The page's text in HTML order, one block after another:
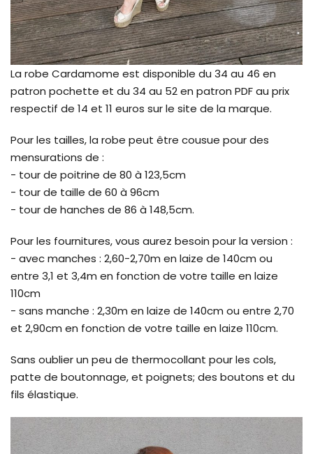
La robe Cardamome est disponible du 34 au 46 en
patron pochette et du 34 au 52 en patron PDF au prix
respectif de 14 et 11 euros sur le site de la marque.
Pour les tailles, la robe peut être cousue pour des
mensurations de :
- tour de poitrine de 80 à 123,5cm
- tour de taille de 60 à 96cm
- tour de hanches de 86 à 148,5cm.
Pour les fournitures, vous aurez besoin pour la version :
- avec manches : 2,60-2,70m en laize de 140cm ou
entre 3,1 et 3,4m en fonction de votre taille en laize
110cm
- sans manche : 2,30m en laize de 140cm ou entre 2,70
et 2,90cm en fonction de votre taille en laize 110cm.
Sans oublier un peu de thermocollant pour les cols,
patte de boutonnage, et poignets; des boutons et du
fils élastique.